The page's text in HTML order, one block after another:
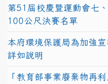
第51屆校慶暨運動會七
100公尺決賽名單
本府環境保護局為加強
詳如說明
「教育部事業廢棄物再